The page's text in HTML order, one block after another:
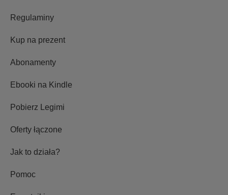
Regulaminy
Kup na prezent
Abonamenty
Ebooki na Kindle
Pobierz Legimi
Oferty łączone
Jak to działa?
Pomoc